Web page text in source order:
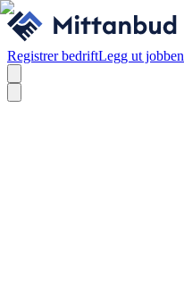
Registrer bedriftLegg ut jobben